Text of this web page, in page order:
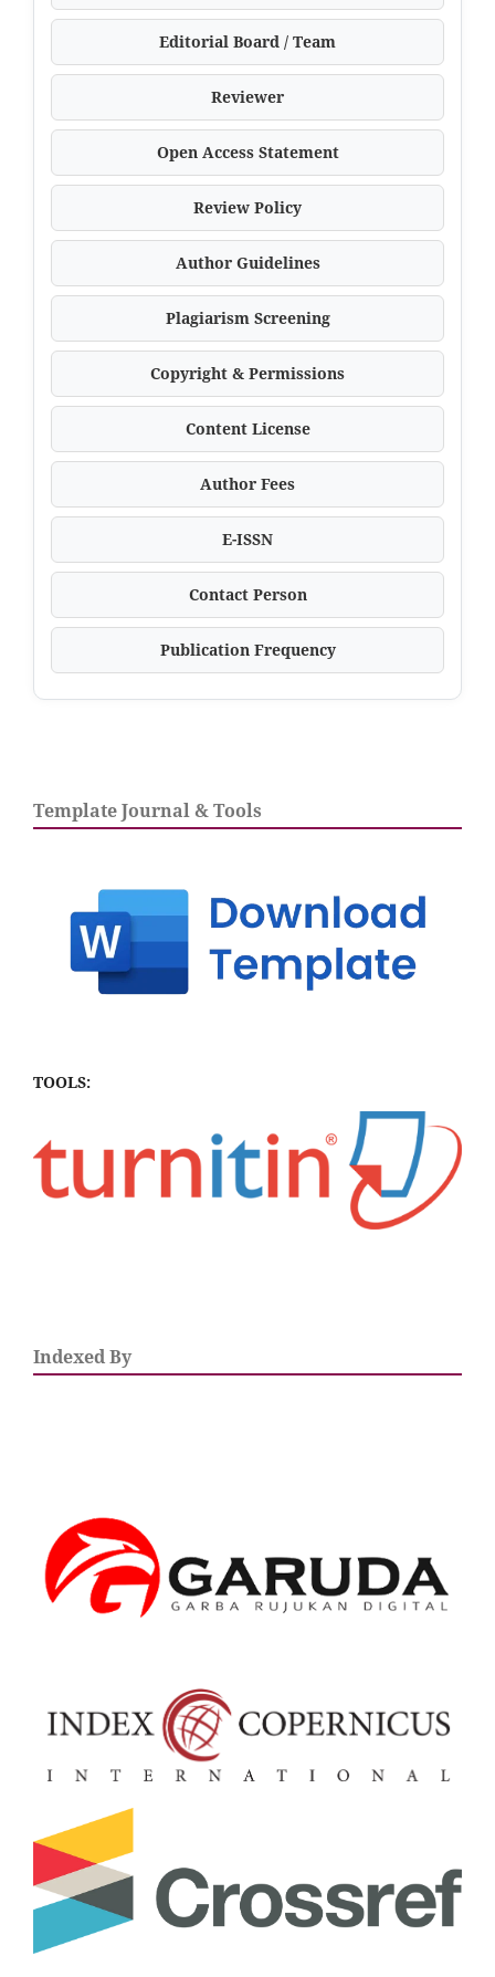
Editorial Board / Team
Reviewer
Open Access Statement
Review Policy
Author Guidelines
Plagiarism Screening
Copyright & Permissions
Content License
Author Fees
E-ISSN
Contact Person
Publication Frequency
Template Journal & Tools
TOOLS:
Indexed By